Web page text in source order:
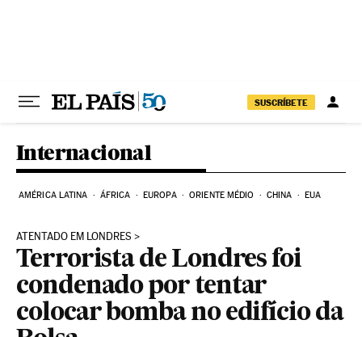
SUSCRÍBETE
Internacional
AMÉRICA LATINA ÁFRICA EUROPA ORIENTE MÉDIO CHINA EUA
ATENTADO EM LONDRES
Terrorista de Londres foi
condenado por tentar
colocar bomba no edifício da